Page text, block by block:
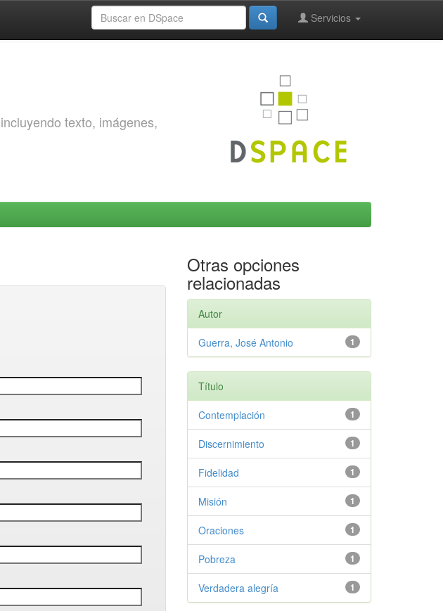
Servicios
texto, imágenes,
Otras opciones
relacionadas
Autor
1
Guerra, José Antonio
Título
1
Contemplación
1
Discernimiento
1
Fidelidad
1
Misión
1
Oraciones
1
Pobreza
1
Verdadera alegría